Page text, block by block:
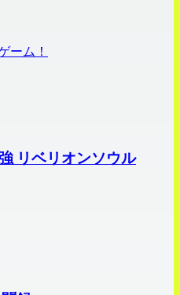
ーム！
リベリオンソウル